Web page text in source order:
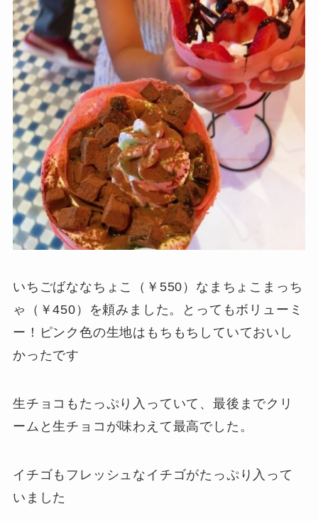
いちごばななちょこ（￥550）なまちょこまっち
ゃ（￥450）を頼みました。とってもボリューミ
ー！ピンク色の生地はもちもちしていておいし
かったです
生チョコもたっぷり入っていて、最後までクリ
ームと生チョコが味わえて最高でした。
イチゴもフレッシュなイチゴがたっぷり入って
いました